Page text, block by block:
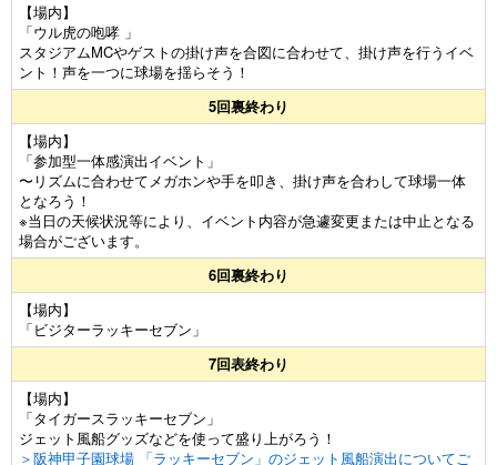
【場内】
「ウル虎の咆哮 」
スタジアムMCやゲストの掛け声を合図に合わせて、掛け声を行うイベ
ント！声を一つに球場を揺らそう！
5回裏終わり
【場内】
「参加型一体感演出イベント」
〜リズムに合わせてメガホンや手を叩き、掛け声を合わして球場一体
となろう！
※当日の天候状況等により、イベント内容が急遽変更または中止となる
場合がございます。
6回裏終わり
【場内】
「ビジターラッキーセブン」
7回表終わり
【場内】
「タイガースラッキーセブン」
ジェット風船グッズなどを使って盛り上がろう！
＞阪神甲子園球場 「ラッキーセブン」のジェット風船演出についてご